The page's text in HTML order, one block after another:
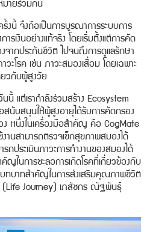
มายร่วมกัน
งนี้ จึงถือเป็นการบูรณาการระบบการ
รเงินอย่างแท้จริง โดยเริ่มตั้งแต่การคัด
ากประกันชีวิต ไปจนถึงการดูแลรักษา
ะโรค เช่น ภาวะสมองเสื่อม โดยเฉพาะ
ยวกับผู้สูงวัย
นนี้ แต่เรากำลังร่วมสร้าง Ecosystem
สนับสนุนให้ผู้สูงอายุได้รับการคัดกรอง
ง หนึ่งในเครื่องมือสำคัญ คือ CogMate
งานสามารถตรวจเช็กสุขภาพสมองได้
ถประเมินภาวะการทำงานของสมองได้
ญในการชะลอการเกิดโรคที่เกี่ยวข้องกับ
บทบาทสำคัญในการส่งเสริมคุณภาพชีวิต
(Life Journey) เภสัชกร ณัฐพันธุ์